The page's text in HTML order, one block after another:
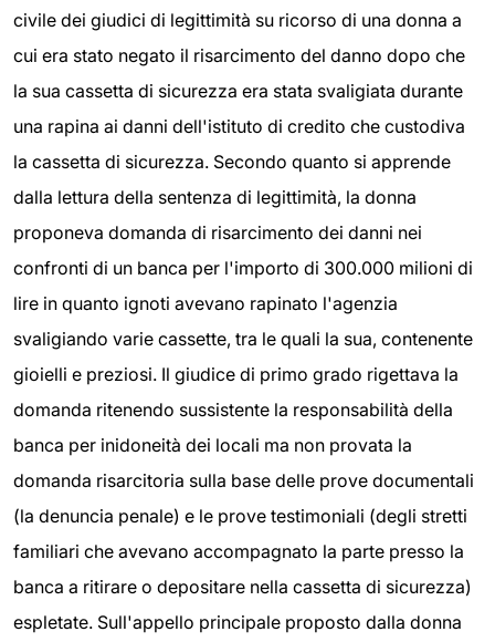
civile dei giudici di legittimità su ricorso di una donna a
cui era stato negato il risarcimento del danno dopo che
la sua cassetta di sicurezza era stata svaligiata durante
una rapina ai danni dell'istituto di credito che custodiva
la cassetta di sicurezza. Secondo quanto si apprende
dalla lettura della sentenza di legittimità, la donna
proponeva domanda di risarcimento dei danni nei
confronti di un banca per l'importo di 300.000 milioni di
lire in quanto ignoti avevano rapinato l'agenzia
svaligiando varie cassette, tra le quali la sua, contenente
gioielli e preziosi. Il giudice di primo grado rigettava la
domanda ritenendo sussistente la responsabilità della
banca per inidoneità dei locali ma non provata la
domanda risarcitoria sulla base delle prove documentali
(la denuncia penale) e le prove testimoniali (degli stretti
familiari che avevano accompagnato la parte presso la
banca a ritirare o depositare nella cassetta di sicurezza)
espletate. Sull'appello principale proposto dalla donna